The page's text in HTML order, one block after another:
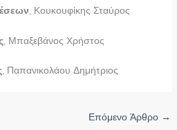
, Κουκουφίκης Σταύρος
, Μπαξεβάνος Χρήστος
, Παπανικολάου Δημήτριος
Επόμενο Άρθρο →